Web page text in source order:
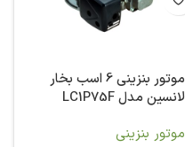
موتور بنزینی 6 اسب بخار
لانسین مدل LC1P75F
موتور بنزینی